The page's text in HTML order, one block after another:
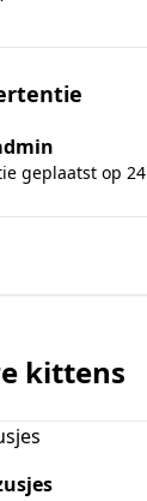
geplaatst op
kittens